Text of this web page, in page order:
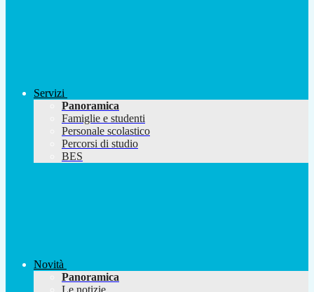
Servizi
Panoramica
Famiglie e studenti
Personale scolastico
Percorsi di studio
BES
Novità
Panoramica